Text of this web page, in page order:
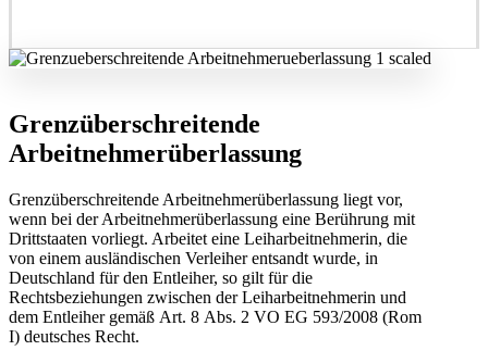
Grenzüberschreitende
Arbeitnehmerüberlassung
Grenzüberschreitende Arbeitnehmerüberlassung liegt vor,
wenn bei der Arbeitnehmerüberlassung eine Berührung mit
Drittstaaten vorliegt. Arbeitet eine Leiharbeitnehmerin, die
von einem ausländischen Verleiher entsandt wurde, in
Deutschland für den Entleiher, so gilt für die
Rechtsbeziehungen zwischen der Leiharbeitnehmerin und
dem Entleiher gemäß Art. 8 Abs. 2 VO EG 593/2008 (Rom
I) deutsches Recht.